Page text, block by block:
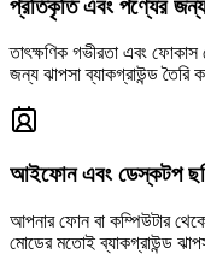
প্রতিকৃতি এবং পণ্যের
তাৎক্ষণিক গভীরতা এবং
জন্য ঝাপসা ব্যাকগ্রাউন্ড তৈরি
আইফোন এবং ডেস্কটপ
আপনার ফোন বা কম্পিউটার
মোডের মতোই ব্যাকগ্রাউন্ড